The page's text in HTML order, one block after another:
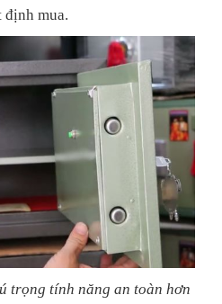
mua.
trọng tính năng an toàn hơn